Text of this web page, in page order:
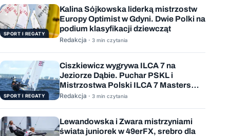
SPORT I REGATY
Kalina Sójkowska liderką mistrzostw
Europy Optimist w Gdyni. Dwie Polki na
podium klasyfikacji dziewcząt
Redakcja · 3 min czytania
SPORT I REGATY
Ciszkiewicz wygrywa ILCA 7 na
Jeziorze Dąbie. Puchar PSKL i
Mistrzostwa Polski ILCA 7 Masters
rozstrzygnięte
Redakcja · 3 min czytania
Lewandowska i Zwara mistrzyniami
świata juniorek w 49erFX, srebro dla